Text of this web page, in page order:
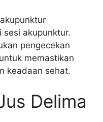
sesi akupunktur.
pengecekan
memastikan
keadaan sehat.
Delima